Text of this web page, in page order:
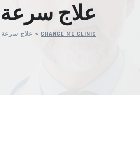
علاج
CHANGE ME CLINIC
> علاج